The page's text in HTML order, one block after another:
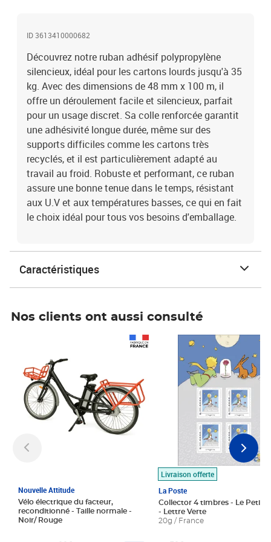
ID 3613410000682
Découvrez notre ruban adhésif polypropylène
silencieux, idéal pour les cartons lourds jusqu'à 35
kg. Avec des dimensions de 48 mm x 100 m, il
offre un déroulement facile et silencieux, parfait
pour un usage discret. Sa colle renforcée garantit
une adhésivité longue durée, même sur des
supports difficiles comme les cartons très
recyclés, et il est particulièrement adapté au
travail au froid. Robuste et performant, ce ruban
assure une bonne tenue dans le temps, résistant
aux U.V et aux températures basses, ce qui en fait
le choix idéal pour tous vos besoins d'emballage.
Caractéristiques
Nos clients ont aussi consulté
Nouvelle Attitude
Vélo électrique du facteur,
reconditionné - Taille normale -
Noir/ Rouge
Livraison offerte
La Poste
Collector 4 timbres - Le Petit
- Lettre Verte
20g / France
Prix 7,50€